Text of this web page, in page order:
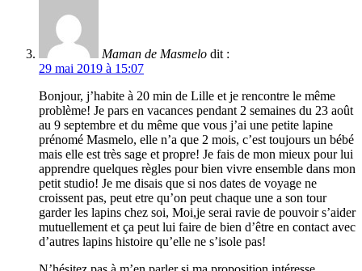
Maman de Masmelo dit :
29 mai 2019 à 15:07
Bonjour, j’habite à 20 min de Lille et je rencontre le même
problème! Je pars en vacances pendant 2 semaines du 23 août
au 9 septembre et du même que vous j’ai une petite lapine
prénomé Masmelo, elle n’a que 2 mois, c’est toujours un bébé
mais elle est très sage et propre! Je fais de mon mieux pour lui
apprendre quelques règles pour bien vivre ensemble dans mon
petit studio! Je me disais que si nos dates de voyage ne
croissent pas, peut etre qu’on peut chaque une a son tour
garder les lapins chez soi, Moi,je serai ravie de pouvoir s’aider
mutuellement et ça peut lui faire de bien d’être en contact avec
d’autres lapins histoire qu’elle ne s’isole pas!